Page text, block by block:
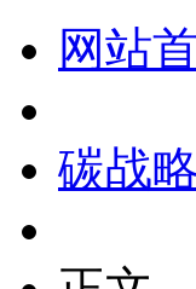
网站
碳战